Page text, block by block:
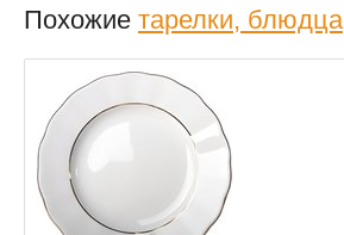
Похожие тарелки, блюдца